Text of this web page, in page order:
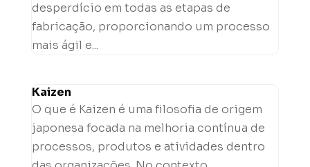
desperdício em todas as etapas de
fabricação, proporcionando um processo
mais ágil e...
Kaizen
O que é Kaizen é uma filosofia de origem
japonesa focada na melhoria contínua de
processos, produtos e atividades dentro